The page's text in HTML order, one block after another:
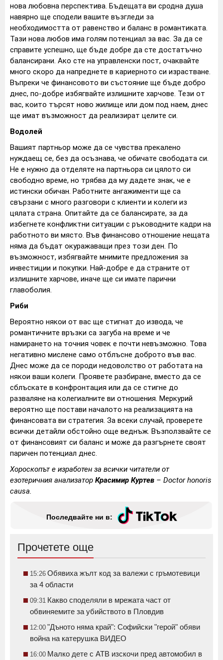
нова любовна перспектива. Бъдещата ви сродна душа
навярно ще сподели вашите възгледи за
необходимостта от равенство и баланс в романтиката.
Тази нова любов има голям потенциал за вас. За да се
справите успешно, ще бъде добре да сте достатъчно
балансирани. Ако сте на управленски пост, очаквайте
много скоро да напреднете в кариерното си израстване.
Въпреки че финансовото ви състояние ще бъде добро
днес, по-добре избягвайте излишните харчове. Тези от
вас, които търсят ново жилище или дом под наем, днес
ще имат възможност да реализират целите си.
Водолей
Вашият партньор може да се чувства прекалено
нуждаещ се, без да осъзнава, че обичате свободата си.
Не е нужно да отделяте на партньора си цялото си
свободно време, но трябва да му дадете знак, че е
истински обичан. Работните ангажименти ще са
свързани с много разговори с клиенти и колеги из
цялата страна. Опитайте да се балансирате, за да
избегнете конфликтни ситуации с ръководните кадри на
работното ви място. Във финансово отношение нещата
няма да бъдат окуражаващи през този ден. По
възможност, избягвайте мнимите предложения за
инвестиции и покупки. Най-добре е да страните от
излишните харчове, иначе ще си имате парични
главоболия.
Риби
Вероятно някои от вас ще стигнат до извода, че
романтичните връзки са загуба на време и че
намирането на точния човек е почти невъзможно. Това
негативно мислене само отблъсне доброто във вас.
Днес може да се породи недоволство от работата на
някои ваши колеги. Проявете разбиране, вместо да се
сблъскате в конфронтация или да се стигне до
разваляне на колегиалните ви отношения. Меркурий
вероятно ще постави началото на реализацията на
финансовата ви стратегия. За всеки случай, проверете
всички детайли обстойно още веднъж. Възползвайте се
от финансовият си баланс и може да разгърнете своят
паричен потенциал днес.
Хороскопът е изработен за всички читатели от
езотеричния анализатор Красимир Куртев – Doctor honoris
causa.
Последвайте ни в:
Прочетете още
15:26 Обявиха жълт код за валежи с гръмотевици
за 4 области
09:31 Какво споделяли в мрежата част от
обвиняемите за убийството в Пловдив
12:00 "Дъното няма край": Софийски "герой" обяви
война на катерушка ВИДЕО
16:00 Малко дете с АТВ изскочи пред автомобил в